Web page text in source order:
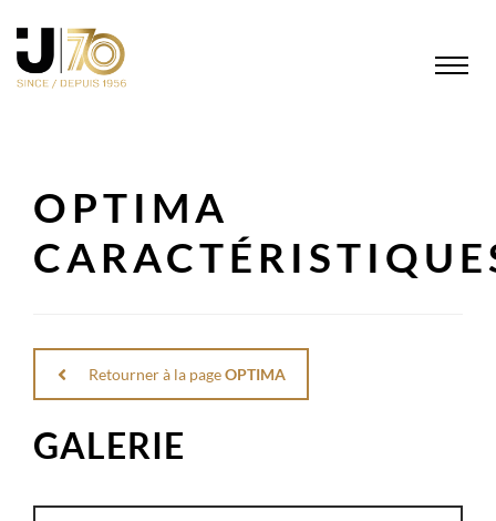
OPTIMA
Retourner à la pageOPTIMA
GALERIE